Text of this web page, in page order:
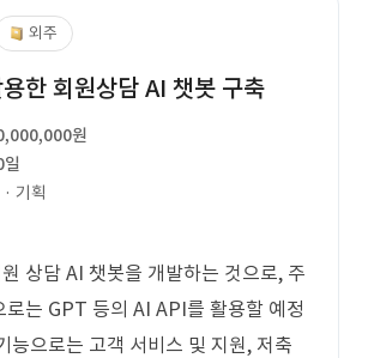
외주
한 회원상담 AI 챗봇 구축
원
기획
상담 AI 챗봇을 개발하는 것으로, 주
로는 GPT 등의 AI API를 활용할 예정
능으로는 고객 서비스 및 지원, 저축